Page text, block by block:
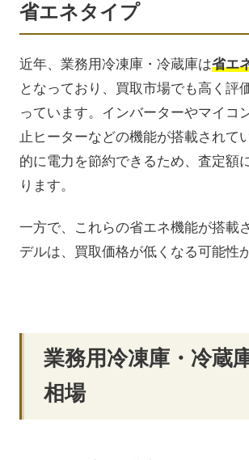
省エネタイプ
近年、業務用冷凍庫・冷蔵庫は省エ
となっており、買取市場でも高く評
っています。インバーターやマイコ
止ヒーターなどの機能が搭載されて
的に電力を節約できるため、査定額
ります。
一方で、これらの省エネ機能が搭載
デルは、買取価格が低くなる可能性
業務用冷凍庫・冷蔵
相場